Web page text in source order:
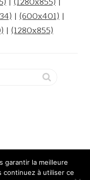
| (600x401) |
| (1280x855)
theme
garantir la meilleure
continuez à utiliser ce